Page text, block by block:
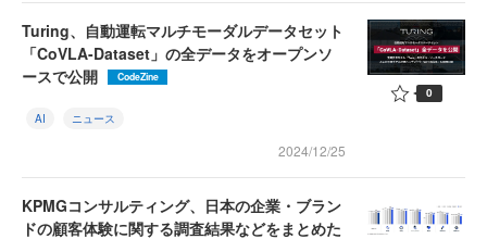
Turing、自動運転マルチモーダルデータセット
「CoVLA-Dataset」の全データをオープンソ
ースで公開
CodeZine
AI ニュース
2024/12/25
0
KPMGコンサルティング、日本の企業・ブラン
ドの顧客体験に関する調査結果などをまとめた